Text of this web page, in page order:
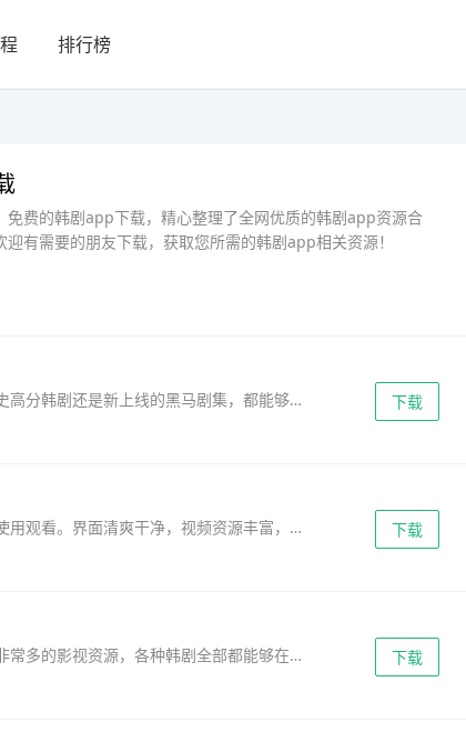
排行榜
费的韩剧app下载，精心整理了全网优质的韩剧app资源合
有需要的朋友下载，获取您所需的韩剧app相关资源！
爱韩剧手机版让韩剧爱好者可以有一个集中看韩剧的地方，不管是历史高分韩剧还是新上线的黑马剧集，都能够免费观看，界面上还有丰富的剧集种类，不管是综艺电影还是剧集，都能... 下载
韩剧壳手机版是一款可以免费追韩剧的影视播放器，尤其适合韩迷们使用观看。界面清爽干净，视频资源丰富，想看的韩剧、电影等一键搜索直达，还有热门新鲜影视资讯推送，多条线... 下载
爱韩剧纯净版是一款免费的影视追剧软件，用户在软件当中能够找到非常多的影视资源，各种韩剧全部都能够在这里看到，过去和现在热播的韩剧资源都有，并且软件去除了广告，用户... 下载